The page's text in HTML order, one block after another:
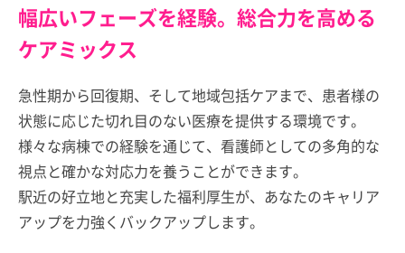
幅広いフェーズを経験。総合力を高める
ケアミックス
急性期から回復期、そして地域包括ケアまで、患者様の
状態に応じた切れ目のない医療を提供する環境です。
様々な病棟での経験を通じて、看護師としての多角的な
視点と確かな対応力を養うことができます。
駅近の好立地と充実した福利厚生が、あなたのキャリア
アップを力強くバックアップします。